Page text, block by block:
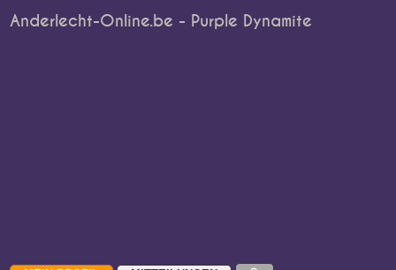
Anderlecht-Online.be - Purple Dynamite